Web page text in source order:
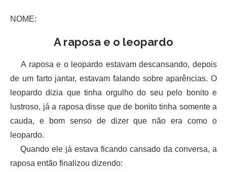
NOME:
A raposa e o leopardo
A raposa e o leopardo estavam descansando, depois
de um farto jantar, estavam falando sobre aparências. O
leopardo dizia que tinha orgulho do seu pelo bonito e
lustroso, já a raposa disse que de bonito tinha somente a
cauda, e bom senso de dizer que não era como o
leopardo.
Quando ele já estava ficando cansado da conversa, a
raposa então finalizou dizendo: